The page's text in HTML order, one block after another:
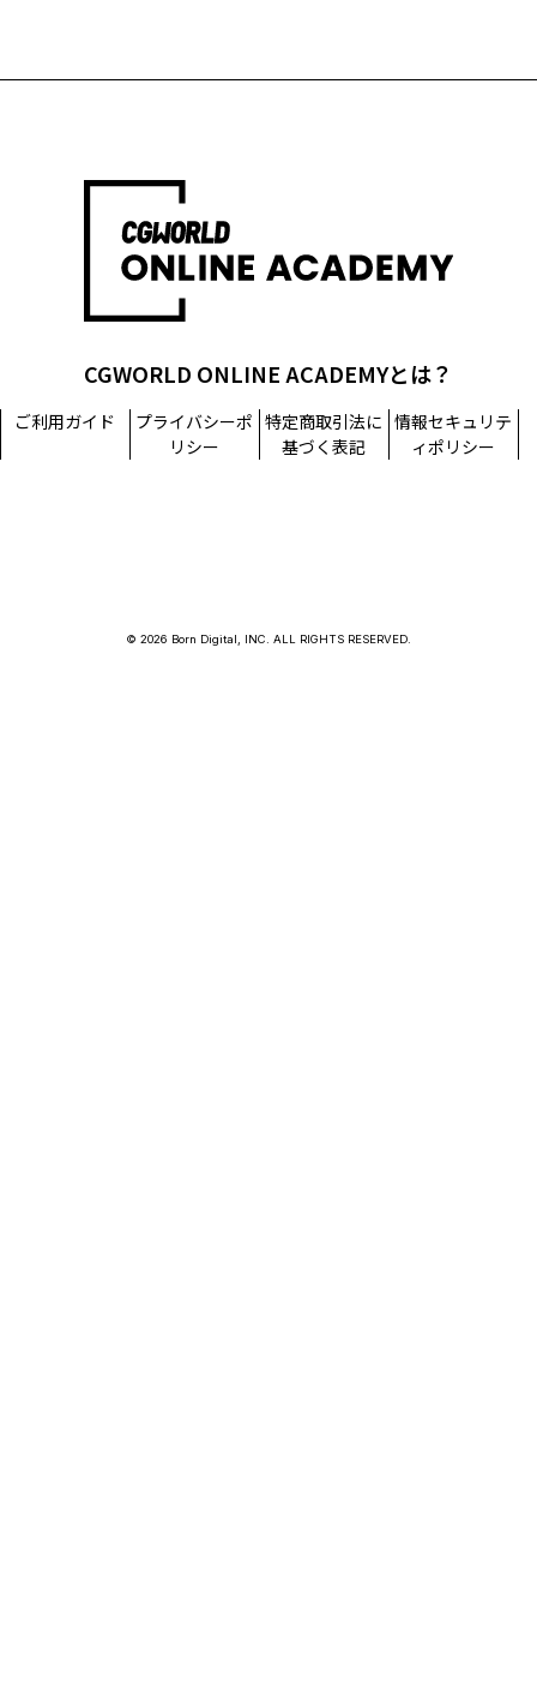
CGWORLD ONLINE ACADEMYとは？
ご利用ガイド
プライバシーポ
リシー
特定商取引法に
基づく表記
情報セキュリテ
ィポリシー
© 2026 Born Digital, INC. ALL RIGHTS RESERVED.